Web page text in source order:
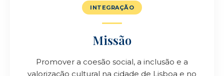
INTEGRAÇÃO
Missão
Promover a coesão social, a inclusão e a
valorização cultural na cidade de Lisboa e no